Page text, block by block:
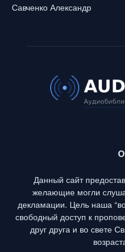
Савченко Александр
Данный сайт
желающие могли
декламации. Цель наша
свободный доступ к
друг друга и во свете